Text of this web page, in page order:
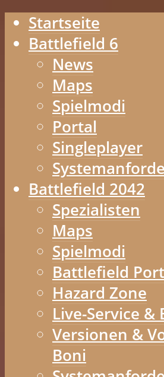
Startseite
Battlefield 6
News
Maps
Spielmodi
Portal
Singleplayer
Battlefield 2042
Spezialisten
Maps
Spielmodi
Battlefield
Hazard Zone
Live-Service &
Versionen &
Boni